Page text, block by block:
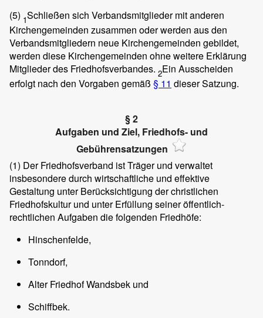
(5) 1Schließen sich Verbandsmitglieder mit anderen
Kirchengemeinden zusammen oder werden aus den
Verbandsmitgliedern neue Kirchengemeinden gebildet,
werden diese Kirchengemeinden ohne weitere Erklärung
Mitglieder des Friedhofsverbandes. 2Ein Ausscheiden
erfolgt nach den Vorgaben gemäß § 11 dieser Satzung.
§ 2
Aufgaben und Ziel, Friedhofs- und
Gebührensatzungen
(1) Der Friedhofsverband ist Träger und verwaltet
insbesondere durch wirtschaftliche und effektive
Gestaltung unter Berücksichtigung der christlichen
Friedhofskultur und unter Erfüllung seiner öffentlich-
rechtlichen Aufgaben die folgenden Friedhöfe:
Hinschenfelde,
Tonndorf,
Alter Friedhof Wandsbek und
Schiffbek.